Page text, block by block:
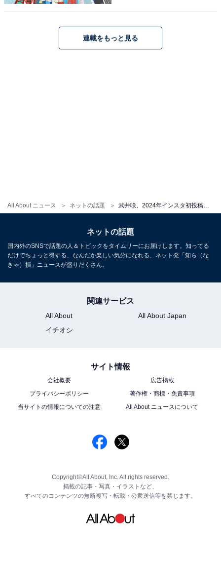
All About ニュース ネットの話題
連載をもっと見る
ネットの話題
国内外のSNSで話題の人＆トピックをタイムリーにお届けします。知ってる
だけでちょっと得する、なんだか楽しい気分になれる、ネット発「知ら（な
きゃ）損」ニュースが盛りだくさん。
関連サービス
All About
All About Japan
イチオシ
サイト情報
会社概要
広告掲載
プライバシーポリシー
著作権・商標・免責事項
当サイトの情報についての注意
All About ニュースについて
Copyright©All About, Inc. All rights reserved.
掲載の記事・写真・イラストなど、
すべてのコンテンツの無断複写・転載・公衆送信等を禁じます。